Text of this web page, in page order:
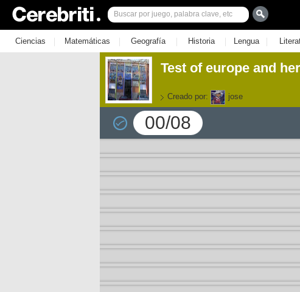
Ciencias | Matemáticas | Geografía | Historia | Lengua |
Test of europe and
Creado por: jose
00/08